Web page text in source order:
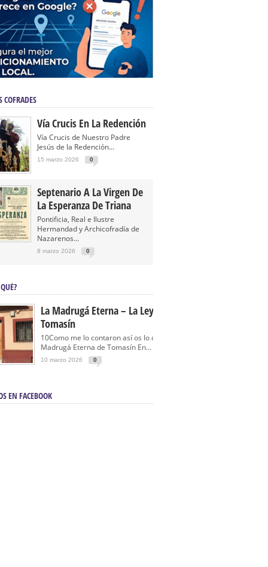
COFRADES
Vía Crucis En La Redención
Vía Crucis de Nuestro Padre
Jesús de la Redención...
15 marzo 2026 0
Septenario A La Virgen De
La Esperanza De Triana
Pontificia, Real e Ilustre
Hermandad y Archicofradía de
Nazarenos...
8 marzo 2026 0
La Madrugá Eterna – La Leyenda De
Tomasín
10Como me lo contaron así os lo cuento… La
Madrugá Eterna de Tomasín En...
10 marzo 2026 0
EN FACEBOOK